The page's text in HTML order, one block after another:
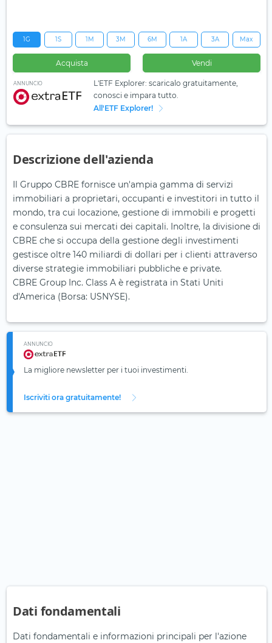
1G 1S 1M 3M 6M 1A 3A Max
Acquista Vendi
ANNUNCIO
L'ETF Explorer: scaricalo gratuitamente,
conosci e impara tutto.
All'ETF Explorer!
Descrizione dell'azienda
Il Gruppo CBRE fornisce un'ampia gamma di servizi
immobiliari a proprietari, occupanti e investitori in tutto il
mondo, tra cui locazione, gestione di immobili e progetti
e consulenza sui mercati dei capitali. Inoltre, la divisione di
CBRE che si occupa della gestione degli investimenti
gestisce oltre 140 miliardi di dollari per i clienti attraverso
diverse strategie immobiliari pubbliche e private.
CBRE Group Inc. Class A è registrata in Stati Uniti
d'America (Borsa: USNYSE).
ANNUNCIO
La migliore newsletter per i tuoi investimenti.
Iscriviti ora gratuitamente!
Dati fondamentali
Dati fondamentali e informazioni principali per l'azione